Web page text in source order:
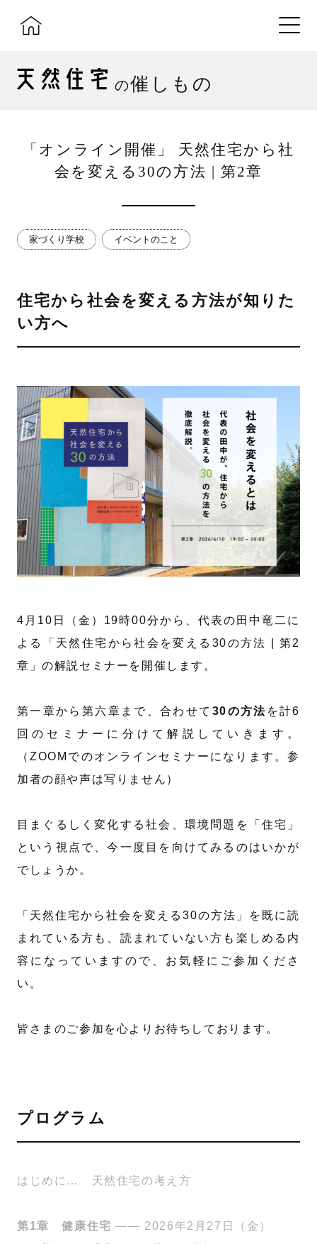
の催しもの
「オンライン開催」 天然住宅から社
会を変える30の方法 | 第2章
家づくり学校 イベントのこと
住宅から社会を変える方法が知りた
い方へ
4月10日（金）19時00分から、代表の田中竜二に
よる「天然住宅から社会を変える30の方法 | 第2
章」の解説セミナーを開催します。
第一章から第六章まで、合わせて 30の方法 を計6
回のセミナーに分けて解説していきます。
（ZOOMでのオンラインセミナーになります。参
加者の顔や声は写りません）
目まぐるしく変化する社会、環境問題を「住宅」
という視点で、今一度目を向けてみるのはいかが
でしょうか。
「天然住宅から社会を変える30の方法」を既に読
まれている方も、読まれていない方も楽しめる内
容になっていますので、お気軽にご参加くださ
い。
皆さまのご参加を心よりお待ちしております。
プログラム
はじめに… 天然住宅の考え方
第1章 健康住宅 —— 2026年2月27日（金）